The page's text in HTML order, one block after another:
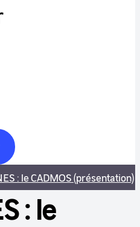
: le CADMOS (présentation)
: le